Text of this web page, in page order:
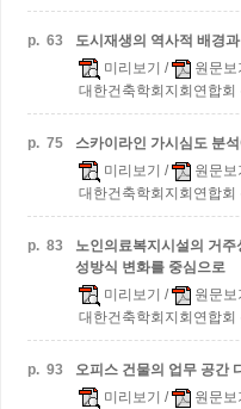
p. 63
도시재생의 역사적 배경
미리보기 / 원문보
대한건축학회지회연합
p. 75
스카이라인 가시심도 분
미리보기 / 원문보
대한건축학회지회연합
p. 83 노인의료복지시설의 거
성방식 변화를 중심으로
미리보기 / 원문보
대한건축학회지회연합
p. 93
오피스 건물의 업무 공간
미리보기 / 원문보